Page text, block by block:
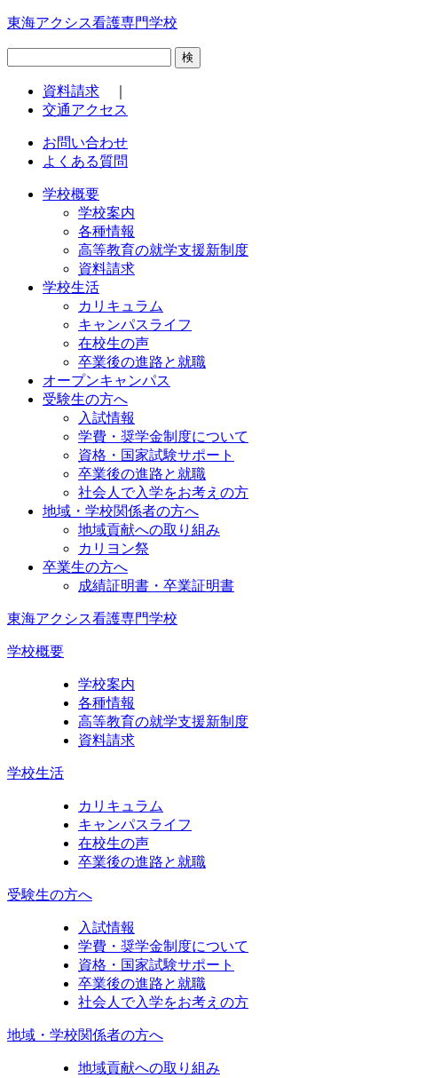
東海アクシス看護専門学校
検
資料請求
交通アクセス
お問い合わせ
よくある質問
学校概要
学校案内
各種情報
高等教育の就学支援新制度
資料請求
学校生活
カリキュラム
キャンパスライフ
在校生の声
卒業後の進路と就職
オープンキャンパス
受験生の方へ
入試情報
学費・奨学金制度について
資格・国家試験サポート
卒業後の進路と就職
社会人で入学をお考えの方
地域・学校関係者の方へ
地域貢献への取り組み
カリヨン祭
卒業生の方へ
成績証明書・卒業証明書
東海アクシス看護専門学校
学校概要
学校案内
各種情報
高等教育の就学支援新制度
資料請求
学校生活
カリキュラム
キャンパスライフ
在校生の声
卒業後の進路と就職
受験生の方へ
入試情報
学費・奨学金制度について
資格・国家試験サポート
卒業後の進路と就職
社会人で入学をお考えの方
地域・学校関係者の方へ
地域貢献への取り組み